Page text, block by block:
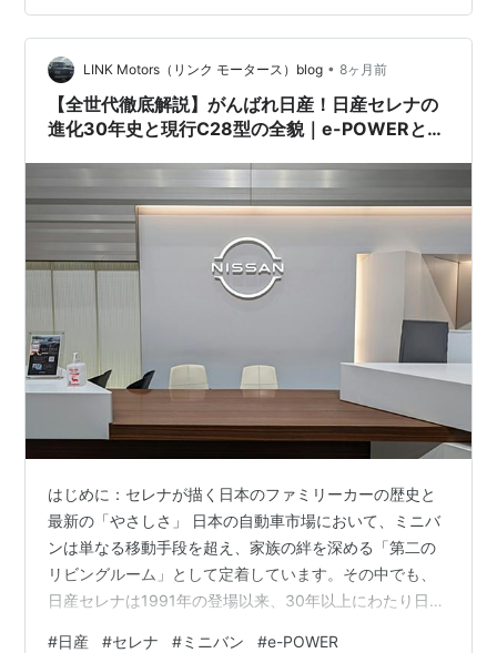
ン車やディーゼル車の新車販売を原則禁止にする方針を
示していました。しかし、16日、EU委員会はこれを見直
すと発表しました。EV＝電気自動車の普及が伸び悩んで
いることや、ドイ…
LINK Motors（リンク モータース）blog • 8ヶ月前
【全世代徹底解説】がんばれ日産！日産セレナの
進化30年史と現行C28型の全貌｜e-POWERとプ
はじめに：セレナが描く日本のファミリーカーの歴史と
最新の「やさしさ」 日本の自動車市場において、ミニバ
ンは単なる移動手段を超え、家族の絆を深める「第二の
リビングルーム」として定着しています。その中でも、
日産セレナは1991年の登場以来、30年以上にわたり日本
#日産 #セレナ #ミニバン #e-POWER